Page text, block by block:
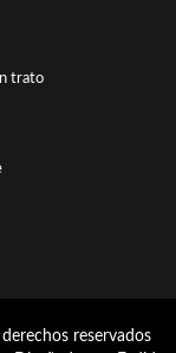
trato
reservados